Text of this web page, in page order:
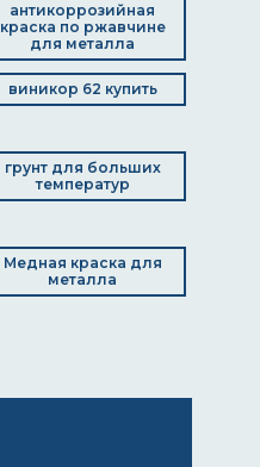
антикоррозийная
краска по ржавчине
для металла
виникор 62 купить
грунт для больших
температур
Медная краска для
металла